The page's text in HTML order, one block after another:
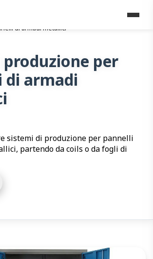
di armadi metallici
produzione per
di armadi
sistemi di produzione per pannelli
partendo da coils o da fogli di